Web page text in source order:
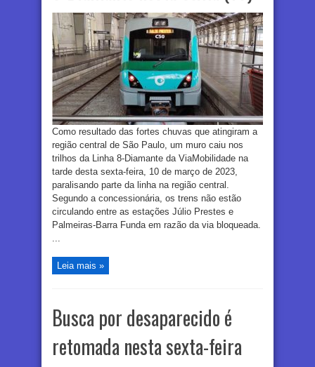
Como resultado das fortes chuvas que atingiram a
região central de São Paulo, um muro caiu nos
trilhos da Linha 8-Diamante da ViaMobilidade na
tarde desta sexta-feira, 10 de março de 2023,
paralisando parte da linha na região central.
Segundo a concessionária, os trens não estão
circulando entre as estações Júlio Prestes e
Palmeiras-Barra Funda em razão da via bloqueada.
...
Leia mais »
Busca por desaparecido é
retomada nesta sexta-feira